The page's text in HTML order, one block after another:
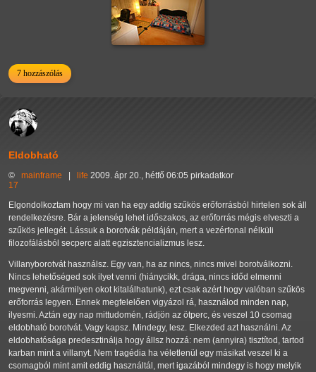
7 hozzászólás
Eldobható
© mainframe life 2009. ápr 20., hétfő 06:05 pirkadatkor
17
Elgondolkoztam hogy mi van ha egy addig szűkös erőforrásból hirtelen sok áll
rendelkezésre. Bár a jelenség lehet időszakos, az erőforrás mégis elveszti a
szűkös jellegét. Lássuk a borotvák példáján, mert a vezérfonal nélküli
filozofálásból secperc alatt egzisztencializmus lesz.
Villanyborotvát használsz. Egy van, ha az nincs, nincs mivel borotválkozni.
Nincs lehetőséged sok ilyet venni (hiánycikk, drága, nincs időd elmenni
megvenni, akármilyen okot kitalálhatunk), ezt csak azért hogy valóban szűkös
erőforrás legyen. Ennek megfelelően vigyázol rá, használod minden nap,
ilyesmi. Aztán egy nap mittudomén, rádjön az ötperc, és veszel 10 csomag
eldobható borotvát. Vagy kapsz. Mindegy, lesz. Elkezded azt használni. Az
eldobhatósága predesztinálja hogy állsz hozzá: nem (annyira) tisztítod, tartod
karban mint a villanyt. Nem tragédia ha véletlenül egy másikat veszel ki a
csomagból mint amit eddig használtál, mert igazából mindegy is hogy melyik